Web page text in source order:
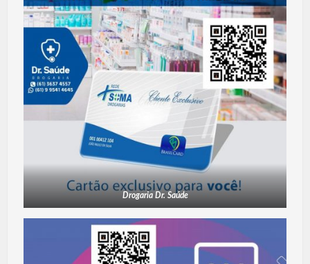
Drogaria Dr. Saúde